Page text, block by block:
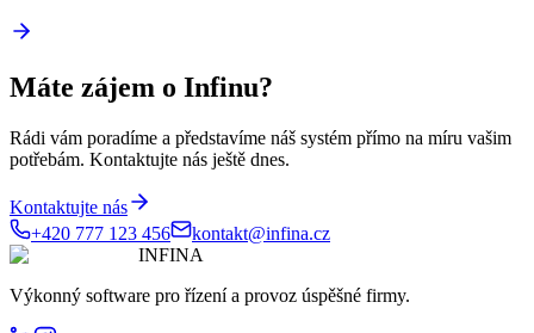
Máte zájem o Infinu?
Rádi vám poradíme a představíme náš systém přímo na míru vašim
potřebám. Kontaktujte nás ještě dnes.
Kontaktujte nás
+420 777 123 456
kontakt@infina.cz
INFINA
Výkonný software pro řízení a provoz úspěšné firmy.